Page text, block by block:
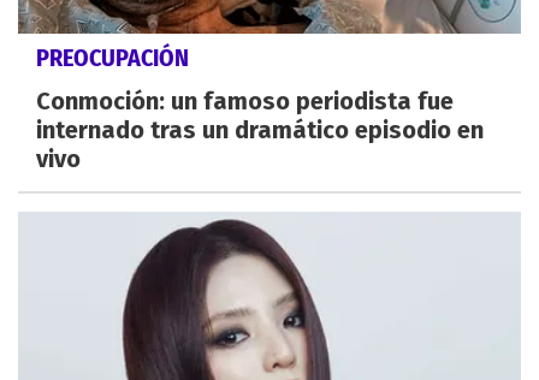
PREOCUPACIÓN
Conmoción: un famoso periodista fue
internado tras un dramático episodio en
vivo